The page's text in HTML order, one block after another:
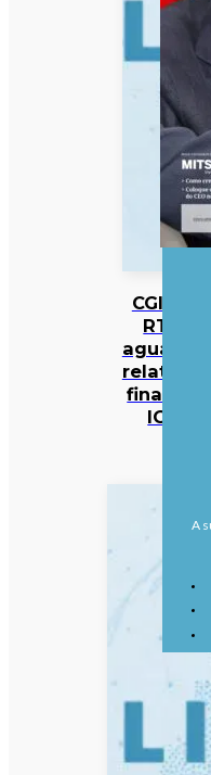
CGI da
RTP
aguarda
relatório
final da
IGF
A